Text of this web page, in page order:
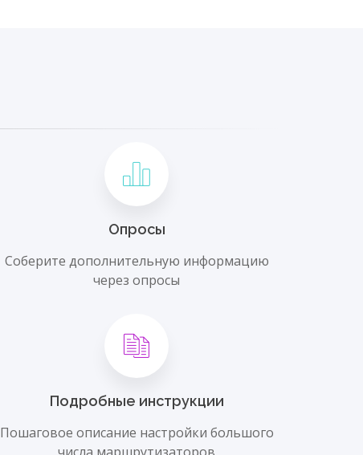
Опросы
Соберите дополнительную информацию
через опросы
Подробные инструкции
Пошаговое описание настройки большого